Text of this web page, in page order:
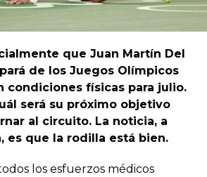
que Juan Martín Del
de los Juegos Olímpicos
condiciones físicas para julio.
será su próximo objetivo
al circuito. La noticia, a
es que la rodilla está bien.
los esfuerzos médicos